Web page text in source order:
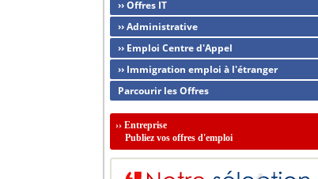
›› Offres IT
›› Administrative
›› Emploi Centre d'Appel
›› Immigration emploi à l'étranger
Parcourir les Offres
›› Entreprise
Publiez vos offres d'emploi